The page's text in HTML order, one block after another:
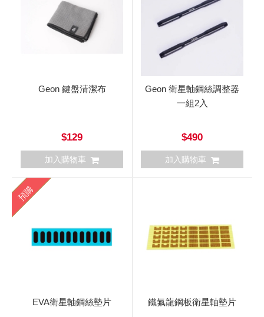
Geon 鍵盤清潔布
$129
加入購物車
Geon 衛星軸鋼絲調整器
一組2入
$490
加入購物車
預購
EVA衛星軸鋼絲墊片 鐵氟龍鋼板衛星軸墊片